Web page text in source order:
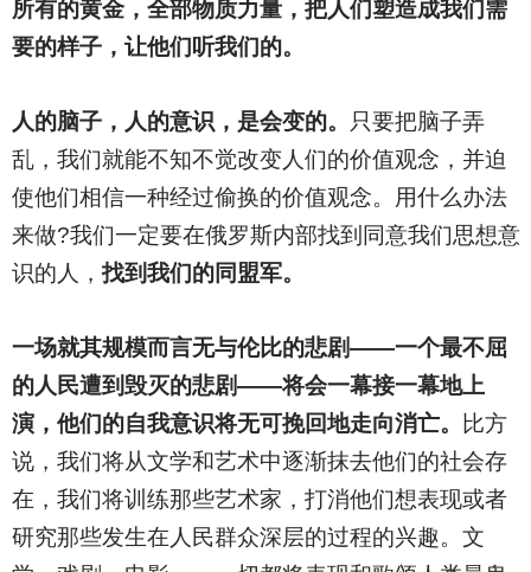
所有的黄金，全部物质力量，把人们塑造成我们需
要的样子，让他们听我们的。
人的脑子，人的意识，是会变的。
只要把脑子弄
乱，我们就能不知不觉改变人们的价值观念，并迫
使他们相信一种经过偷换的价值观念。用什么办法
来做?我们一定要在俄罗斯内部找到同意我们思想意
识的人，找到我们的同盟军。
一场就其规模而言无与伦比的悲剧——一个最不屈
的人民遭到毁灭的悲剧——将会一幕接一幕地上
演，他们的自我意识将无可挽回地走向消亡。
比方
说，我们将从文学和艺术中逐渐抹去他们的社会存
在，我们将训练那些艺术家，打消他们想表现或者
研究那些发生在人民群众深层的过程的兴趣。文